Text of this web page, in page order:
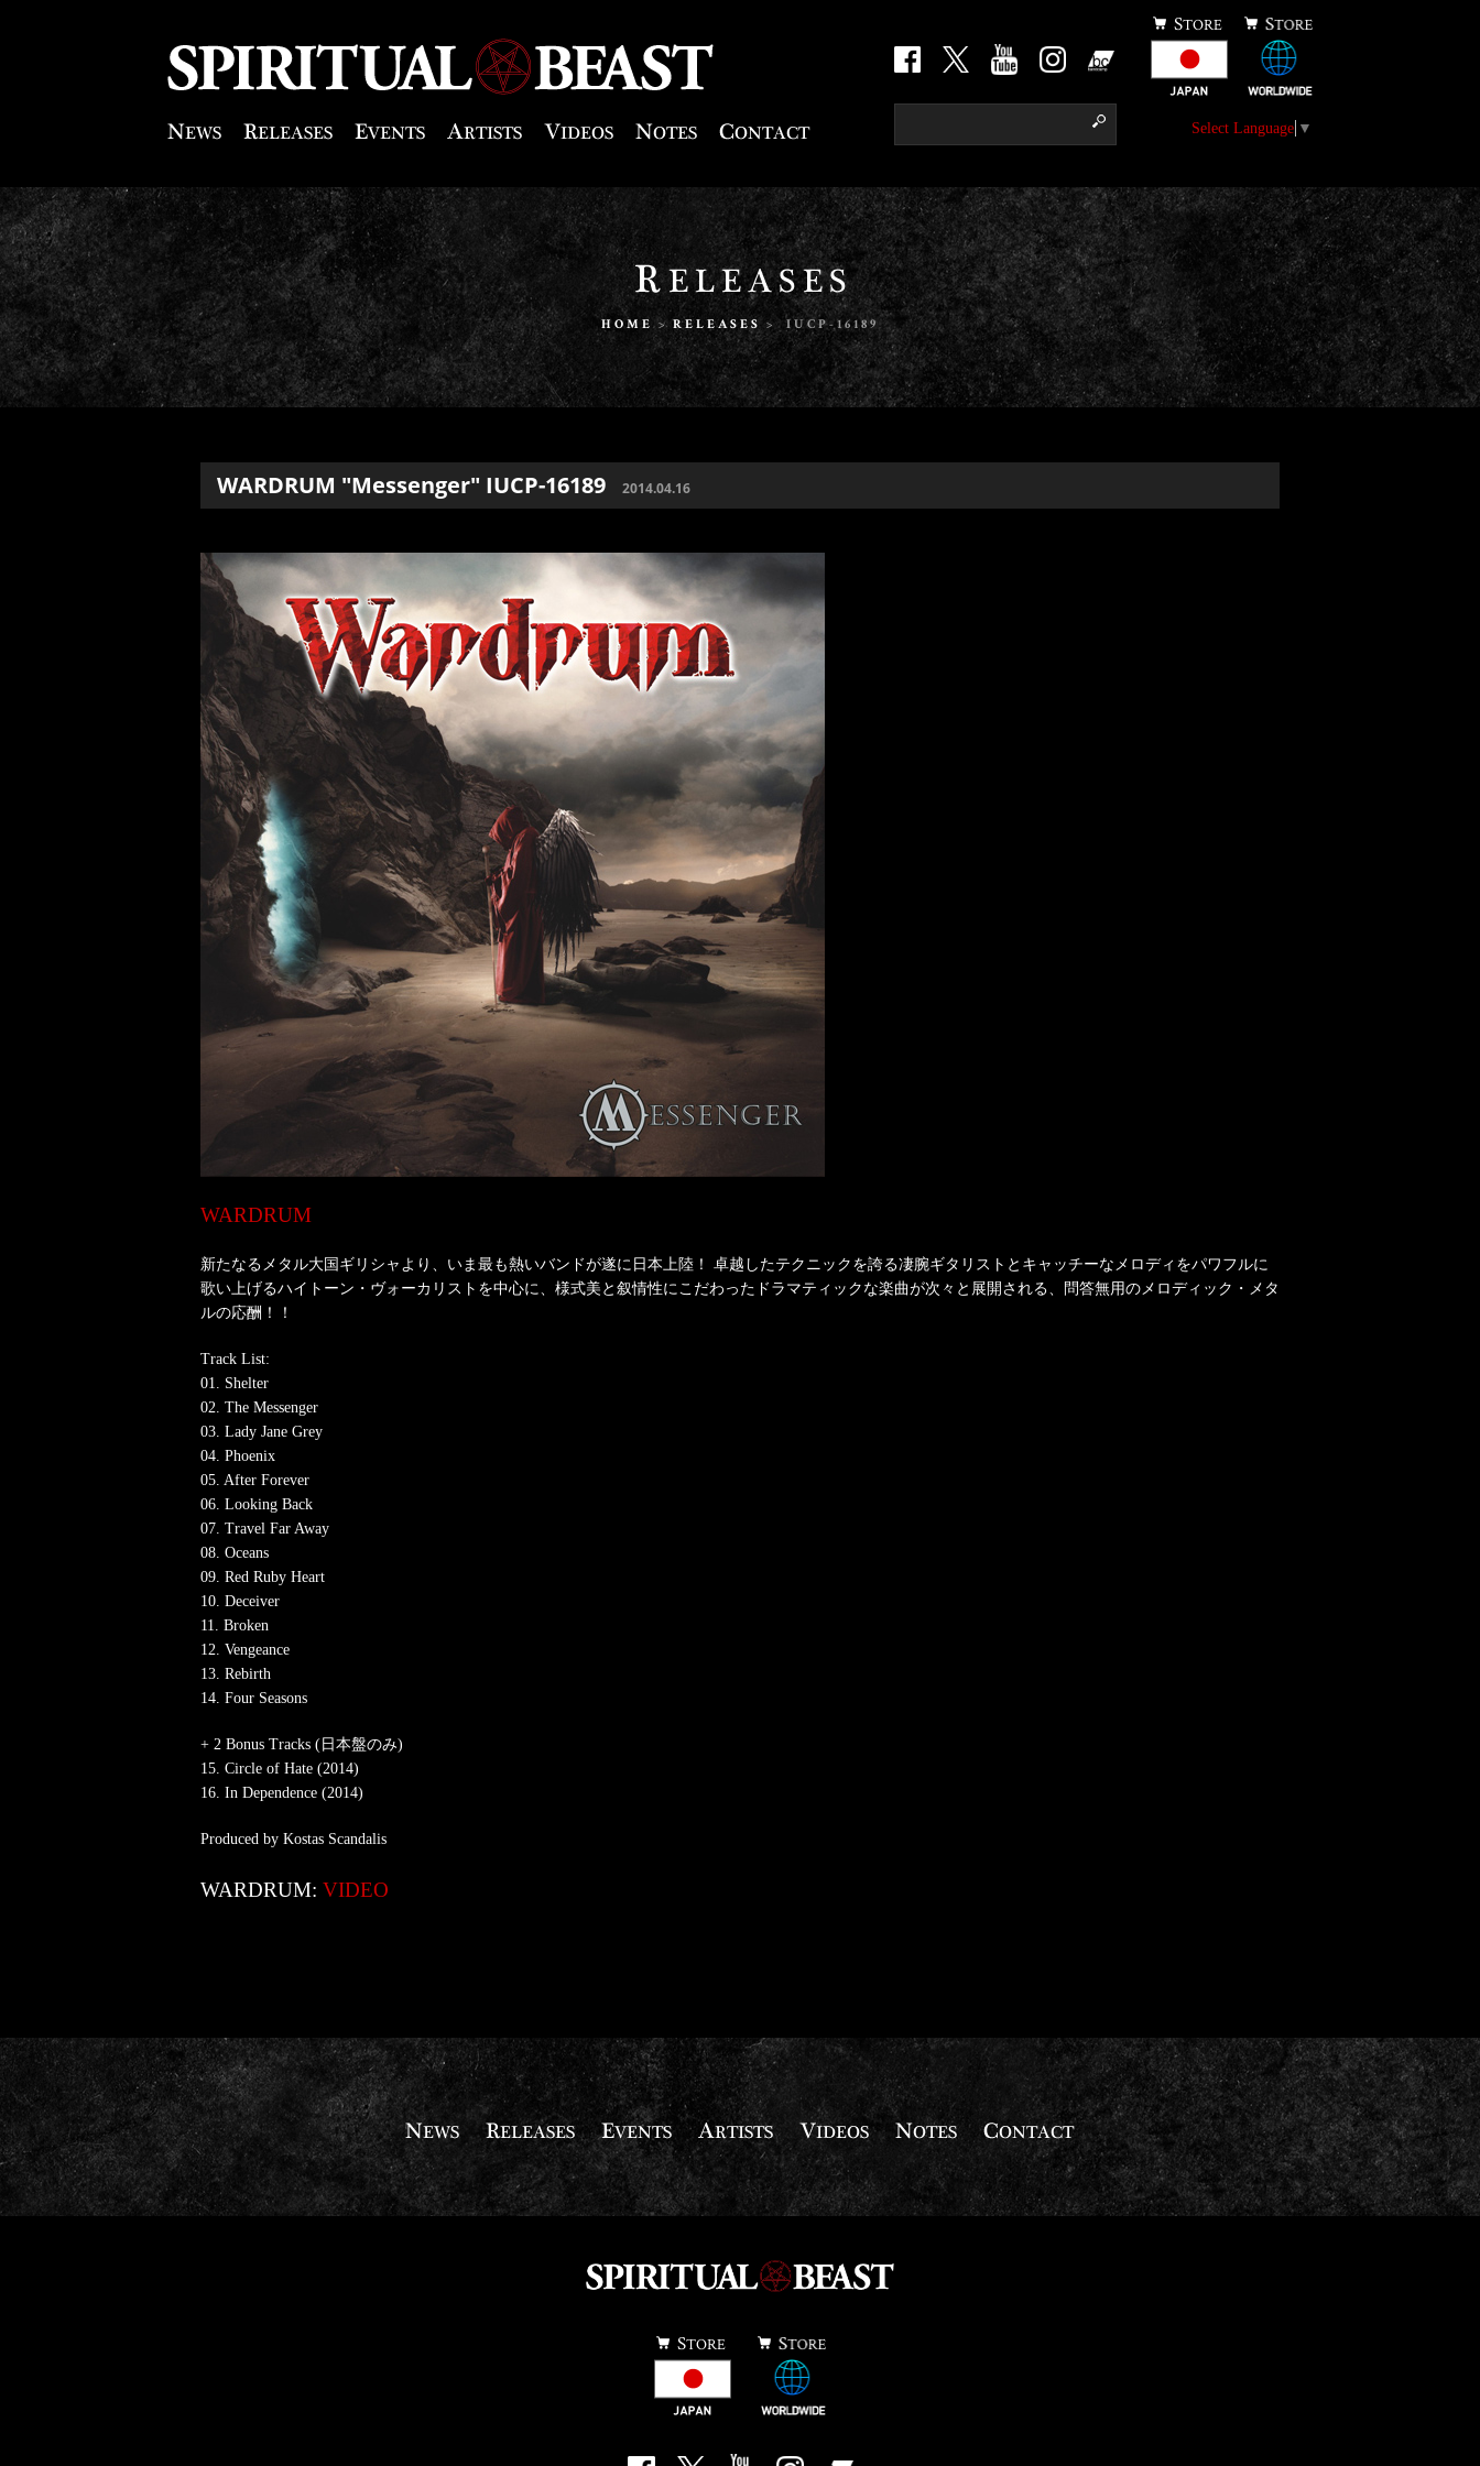
Select Language ▼
HOME >RELEASES > IUCP-16189
WARDRUM "Messenger" IUCP-16189 2014.04.16
WARDRUM
新たなるメタル大国ギリシャより、いま最も熱いバンドが遂に日本上陸！ 卓越したテクニックを誇る凄腕ギタリストとキャッチーなメロディをパワフルに
歌い上げるハイトーン・ヴォーカリストを中心に、様式美と叙情性にこだわったドラマティックな楽曲が次々と展開される、問答無用のメロディック・メタ
ルの応酬！！
Track List:
01. Shelter
02. The Messenger
03. Lady Jane Grey
04. Phoenix
05. After Forever
06. Looking Back
07. Travel Far Away
08. Oceans
09. Red Ruby Heart
10. Deceiver
11. Broken
12. Vengeance
13. Rebirth
14. Four Seasons
+ 2 Bonus Tracks (日本盤のみ)
15. Circle of Hate (2014)
16. In Dependence (2014)
Produced by Kostas Scandalis
WARDRUM: VIDEO